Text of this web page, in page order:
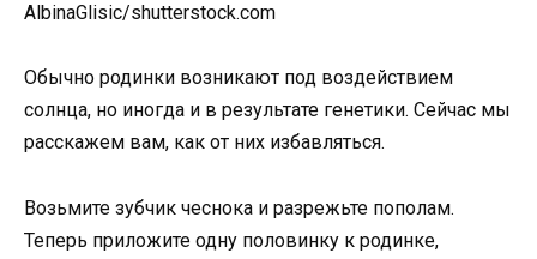
AlbinaGlisic/shutterstock.com
Обычно родинки возникают под воздействием
солнца, но иногда и в результате генетики. Сейчас мы
расскажем вам, как от них избавляться.
Возьмите зубчик чеснока и разрежьте пополам.
Теперь приложите одну половинку к родинке,